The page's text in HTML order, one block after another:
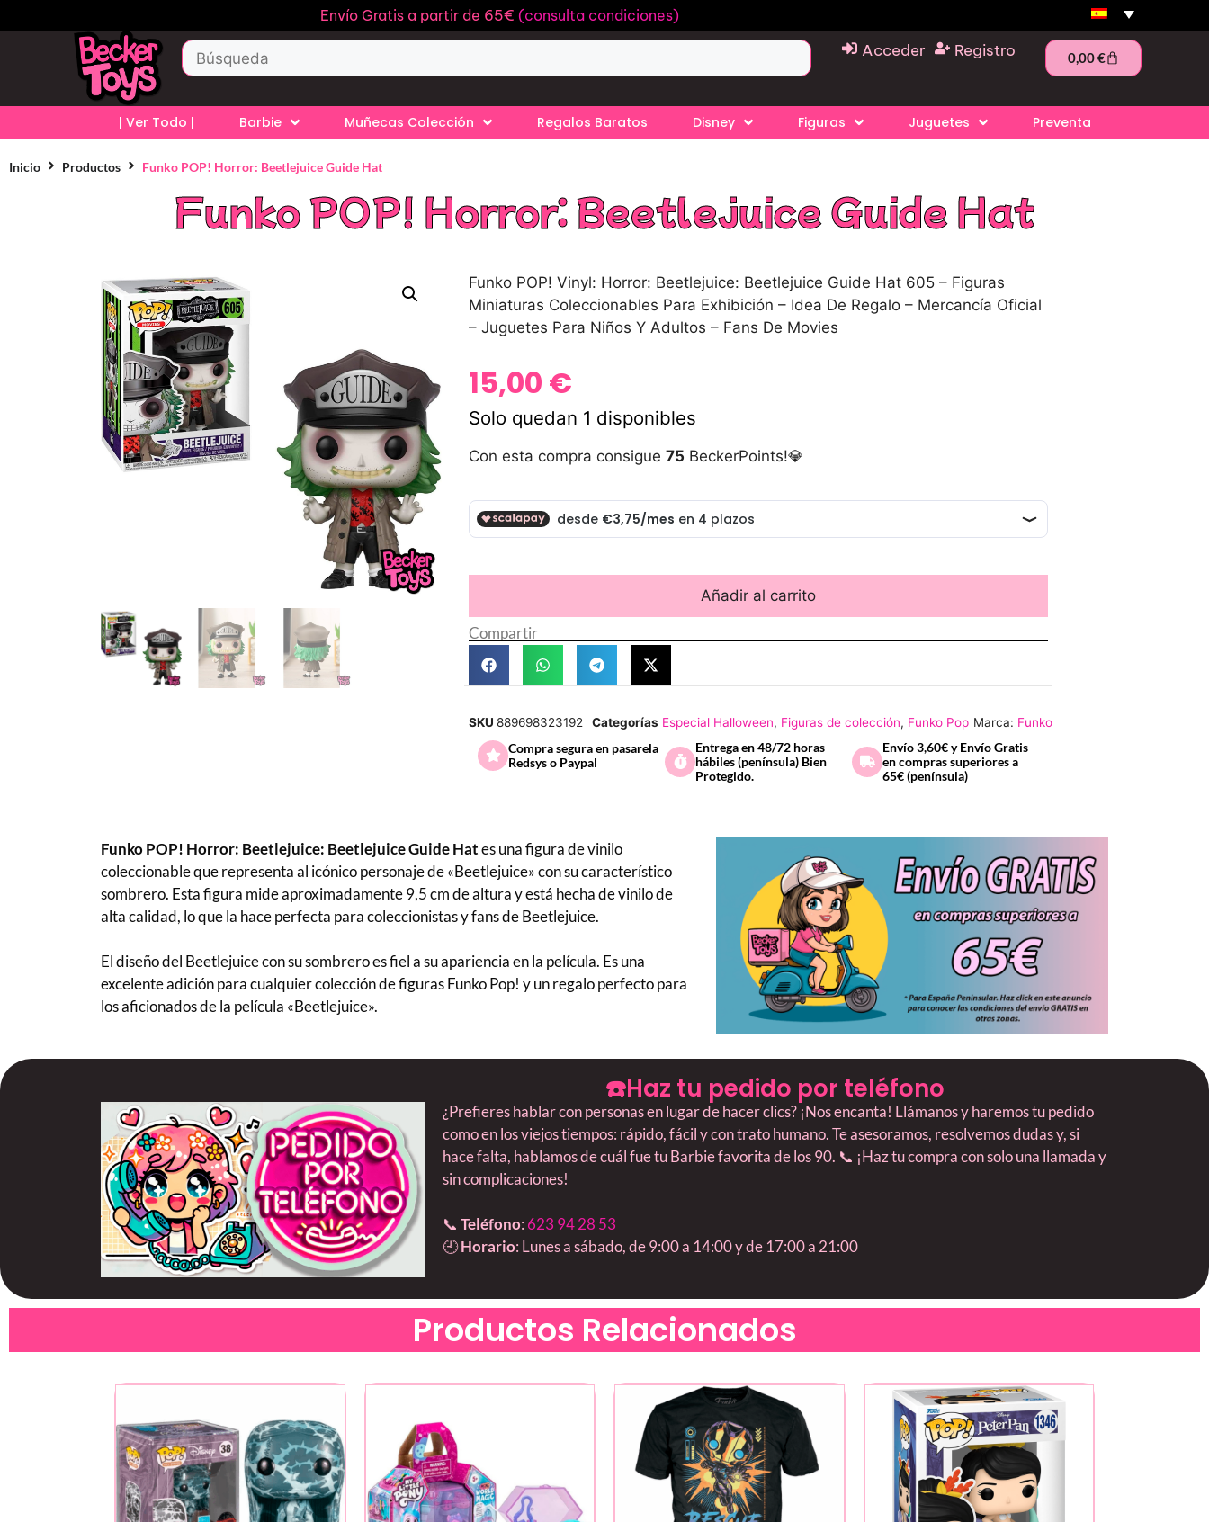
Envío Gratis a partir de 65€ (consulta condiciones)
Acceder Registro 0,00€
| Ver Todo | Barbie Muñecas Colección Regalos Baratos Disney Figuras Juguetes Preventa
Inicio Productos Funko POP! Horror: Beetlejuice Guide Hat
Funko POP! Horror: Beetlejuice Guide Hat
Funko POP! Vinyl: Horror: Beetlejuice: Beetlejuice Guide Hat 605 – Figuras
Miniaturas Coleccionables Para Exhibición – Idea De Regalo – Mercancía Oficial
– Juguetes Para Niños Y Adultos – Fans De Movies
15,00 €
Solo quedan 1 disponibles
Con esta compra consigue 75 BeckerPoints!💎
Añadir al carrito
Compartir
SKU 889698323192 Categorías Especial Halloween, Figuras de colección, Funko Pop Marca: Funko
Compra segura en pasarela
Redsys o Paypal
Entrega en 48/72 horas
hábiles (península) Bien
Protegido.
Envío 3,60€ y Envío Gratis
en compras superiores a
65€ (península)
Funko POP! Horror: Beetlejuice: Beetlejuice Guide Hates una figura de vinilo
coleccionable que representa al icónico personaje de «Beetlejuice» con su característico
sombrero. Esta figura mide aproximadamente 9,5 cm de altura y está hecha de vinilo de
alta calidad, lo que la hace perfecta para coleccionistas y fans de Beetlejuice.
El diseño del Beetlejuice con su sombrero es fiel a su apariencia en la película. Es una
excelente adición para cualquier colección de figuras Funko Pop! y un regalo perfecto para
los aficionados de la película «Beetlejuice».
☎️Haz tu pedido por teléfono
¿Prefieres hablar con personas en lugar de hacer clics? ¡Nos encanta! Llámanos y haremos tu pedido
como en los viejos tiempos: rápido, fácil y con trato humano. Te asesoramos, resolvemos dudas y, si
hace falta, hablamos de cuál fue tu Barbie favorita de los 90. 📞 ¡Haz tu compra con solo una llamada y
sin complicaciones!
📞 Teléfono: 623 94 28 53
🕘Horario: Lunes a sábado, de 9:00 a 14:00 y de 17:00 a 21:00
Productos Relacionados